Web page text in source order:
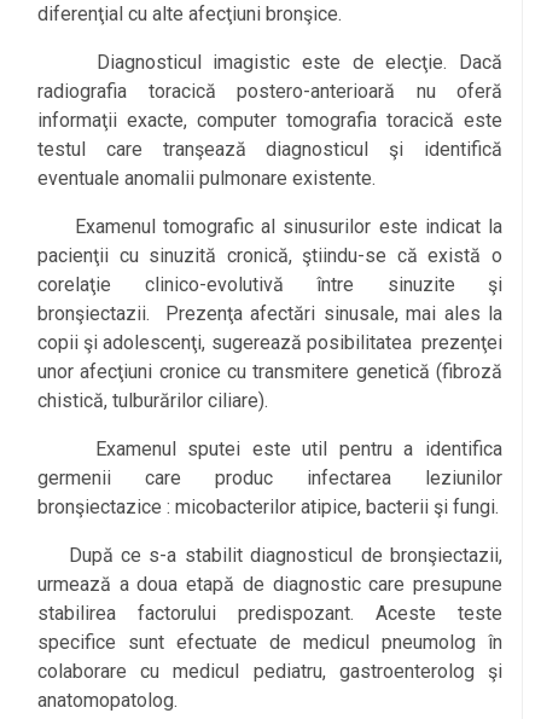
diferenţial cu alte afecţiuni bronşice.
Diagnosticul imagistic este de elecţie. Dacă
radiografia toracică postero-anterioară nu oferă
informaţii exacte, computer tomografia toracică este
testul care tranşează diagnosticul şi identifică
eventuale anomalii pulmonare existente.
Examenul tomografic al sinusurilor este indicat la
pacienţii cu sinuzită cronică, ştiindu-se că există o
corelaţie clinico-evolutivă între sinuzite şi
bronşiectazii. Prezenţa afectări sinusale, mai ales la
copii şi adolescenţi, sugerează posibilitatea prezenţei
unor afecţiuni cronice cu transmitere genetică (fibroză
chistică, tulburărilor ciliare).
Examenul sputei este util pentru a identifica
germenii care produc infectarea leziunilor
bronşiectazice : micobacterilor atipice, bacterii şi fungi.
După ce s-a stabilit diagnosticul de bronşiectazii,
urmează a doua etapă de diagnostic care presupune
stabilirea factorului predispozant. Aceste teste
specifice sunt efectuate de medicul pneumolog în
colaborare cu medicul pediatru, gastroenterolog şi
anatomopatolog.